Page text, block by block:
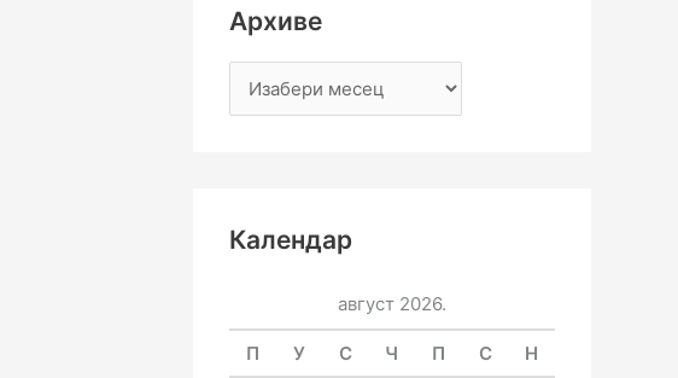
Архиве
Календар
август 2026.
П У С Ч П С Н